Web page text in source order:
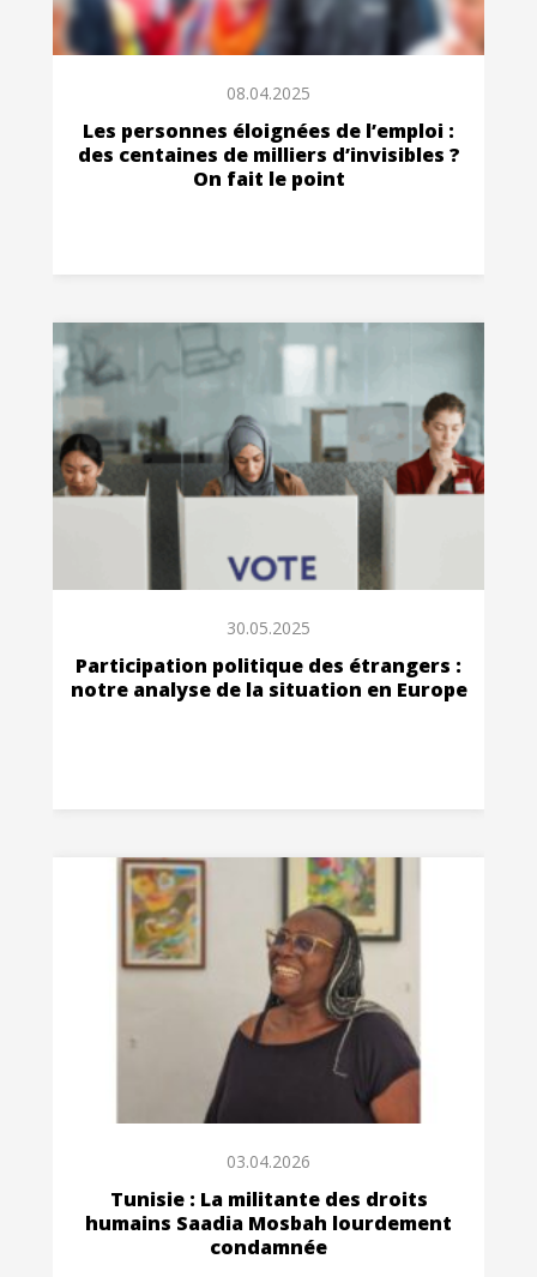
08.04.2025
Les personnes éloignées de l’emploi :
des centaines de milliers d’invisibles ?
On fait le point
30.05.2025
Participation politique des étrangers :
notre analyse de la situation en Europe
03.04.2026
Tunisie : La militante des droits
humains Saadia Mosbah lourdement
condamnée